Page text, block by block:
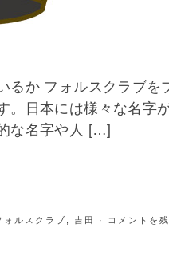
るか フォルスクラブ
。日本には様々な名字
な名字や人 […]
ォルスクラブ 吉田 · コメントを